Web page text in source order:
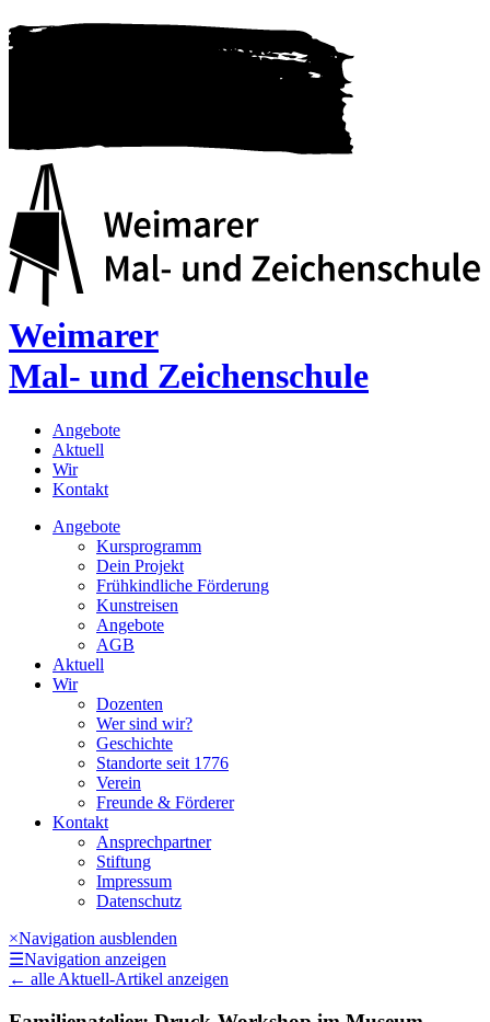
Weimarer
Mal- und Zeichenschule
Angebote
Aktuell
Wir
Kontakt
Angebote
Kursprogramm
Dein Projekt
Frühkindliche Förderung
Kunstreisen
Angebote
AGB
Aktuell
Wir
Dozenten
Wer sind wir?
Geschichte
Standorte seit 1776
Verein
Freunde & Förderer
Kontakt
Ansprechpartner
Stiftung
Impressum
Datenschutz
×Navigation ausblenden
☰Navigation anzeigen
← alle Aktuell-Artikel anzeigen